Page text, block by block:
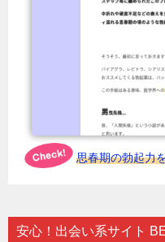
思春期の勃起力
安心！出会い系サイト